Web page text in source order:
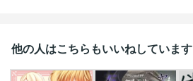
他の人はこちらもいいねしています